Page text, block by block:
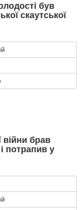
був
скаутської
війни брав
потрапив у